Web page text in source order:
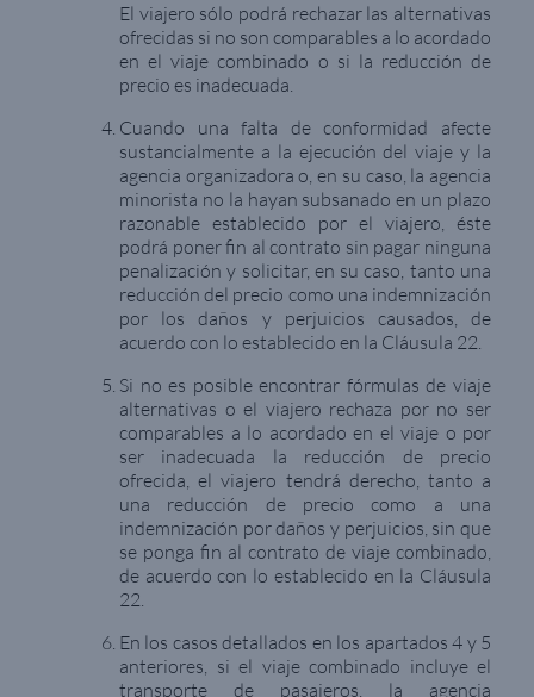
El viajero sólo podrá rechazar las alternativas
ofrecidas si no son comparables a lo acordado
en el viaje combinado o si la reducción de
precio es inadecuada.
Cuando una falta de conformidad afecte
sustancialmente a la ejecución del viaje y la
agencia organizadora o, en su caso, la agencia
minorista no la hayan subsanado en un plazo
razonable establecido por el viajero, éste
podrá poner fin al contrato sin pagar ninguna
penalización y solicitar, en su caso, tanto una
reducción del precio como una indemnización
por los daños y perjuicios causados, de
acuerdo con lo establecido en la Cláusula 22.
Si no es posible encontrar fórmulas de viaje
alternativas o el viajero rechaza por no ser
comparables a lo acordado en el viaje o por
ser inadecuada la reducción de precio
ofrecida, el viajero tendrá derecho, tanto a
una reducción de precio como a una
indemnización por daños y perjuicios, sin que
se ponga fin al contrato de viaje combinado,
de acuerdo con lo establecido en la Cláusula
22.
En los casos detallados en los apartados 4 y 5
anteriores, si el viaje combinado incluye el
transporte de pasajeros, la agencia